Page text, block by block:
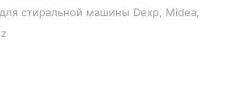
стиральной машины Dexp, Midea,